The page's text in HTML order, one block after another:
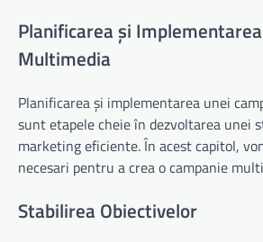
Planificarea și
Multimedia
Planificarea și implementarea unei
sunt etapele cheie în dezvoltarea unei
marketing eficiente. În acest capitol,
necesari pentru a crea o campanie
Stabilirea Obiectivelor